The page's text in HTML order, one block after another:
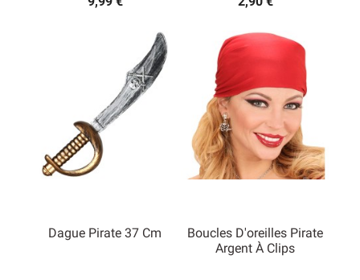
Dague Pirate 37 Cm
Boucles D'oreilles Pirate
Argent À Clips